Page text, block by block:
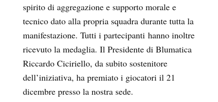
spirito di aggregazione e supporto morale e
tecnico dato alla propria squadra durante tutta la
manifestazione. Tutti i partecipanti hanno inoltre
ricevuto la medaglia. Il Presidente di Blumatica
Riccardo Ciciriello, da subito sostenitore
dell’iniziativa, ha premiato i giocatori il 21
dicembre presso la nostra sede.